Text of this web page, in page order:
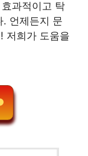
과적이고 탁
. 언제든지 문
저희가 도움을